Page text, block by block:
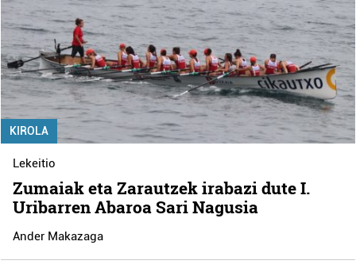
KIROLA
Lekeitio
Zumaiak eta Zarautzek irabazi dute I.
Uribarren Abaroa Sari Nagusia
Ander Makazaga